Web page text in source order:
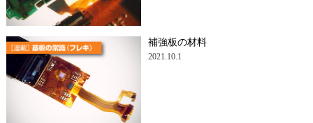
補強板の材料
2021.10.1